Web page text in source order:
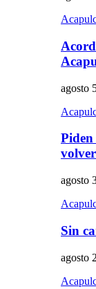
agosto
agosto
Sin
agosto